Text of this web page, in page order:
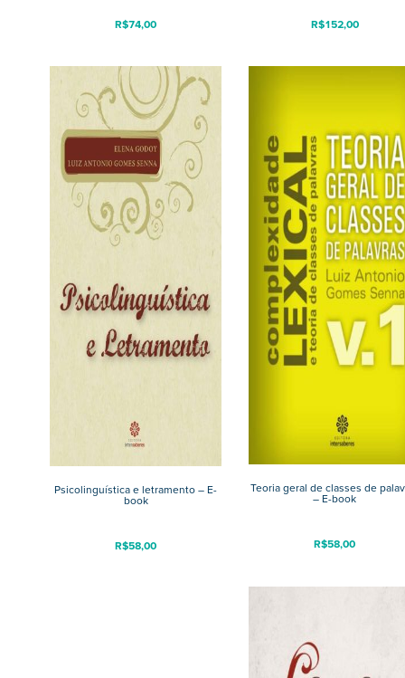
R$74,00 R$152,00
Psicolinguística e letramento – E-
book
R$58,00
Teoria geral de classes de
– E-book
R$58,00